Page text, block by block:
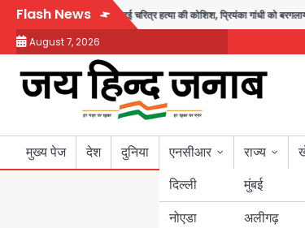
Skip
content
Flash News
जरूर लौटूंगा, हुई चरित्र हत्या की कोशिश, प्रियंका गांधी को बरगलाया गया,
August 7, 2026
मुख्य पेज देश दुनिया
एनसीआर
दिल्ली
नोएडा
राज्य
मुंबई
उत्तर प्रदेश
अलीगढ़